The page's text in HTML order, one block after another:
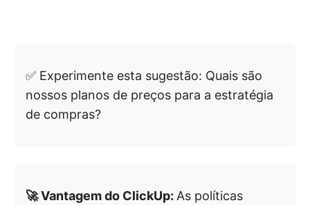
✅ Experimente esta sugestão: Quais são
nossos planos de preços para a estratégia
de compras?
🚀 Vantagem do ClickUp: As políticas